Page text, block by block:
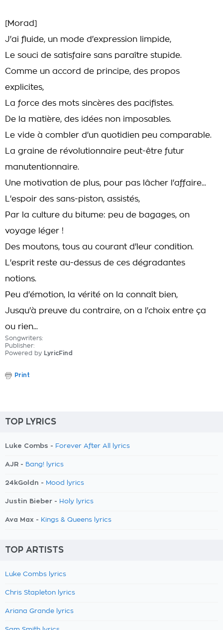
[Morad]
J'ai fluide, un mode d'expression limpide,
Le souci de satisfaire sans paraître stupide.
Comme un accord de principe, des propos
explicites,
La force des mots sincères des pacifistes.
De la matière, des idées non imposables.
Le vide à combler d'un quotidien peu comparable.
La graine de révolutionnaire peut-être futur
manutentionnaire.
Une motivation de plus, pour pas lâcher l'affaire...
L'espoir des sans-piston, assistés,
Par la culture du bitume: peu de bagages, on
voyage léger !
Des moutons, tous au courant d'leur condition.
L'esprit reste au-dessus de ces dégradantes
notions.
Peu d'émotion, la vérité on la connaît bien,
Jusqu'à preuve du contraire, on a l'choix entre ça
ou rien...
Songwriters:
Publisher:
Powered by LyricFind
Print
TOP LYRICS
Luke Combs - Forever After All lyrics
AJR - Bang! lyrics
24kGoldn - Mood lyrics
Justin Bieber - Holy lyrics
Ava Max - Kings & Queens lyrics
TOP ARTISTS
Luke Combs lyrics
Chris Stapleton lyrics
Ariana Grande lyrics